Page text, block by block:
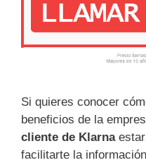
Si quieres conocer
beneficios de la
cliente de Klarna
facilitarte la